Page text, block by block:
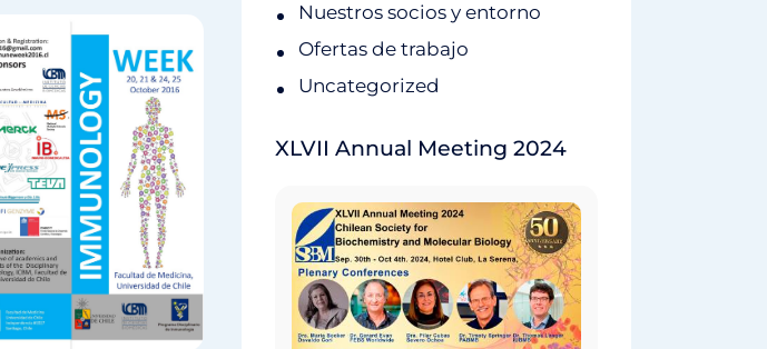
Nuestros socios y entorno
Ofertas de trabajo
Uncategorized
XLVII Annual Meeting 2024